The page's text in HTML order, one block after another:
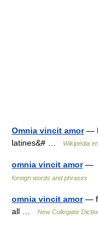
Omnia vincit amor—
latines&# …
Wikipédia
omnia vincit amor—
foreign words and phrases
omnia vincit amor—
all …
New Collegiate